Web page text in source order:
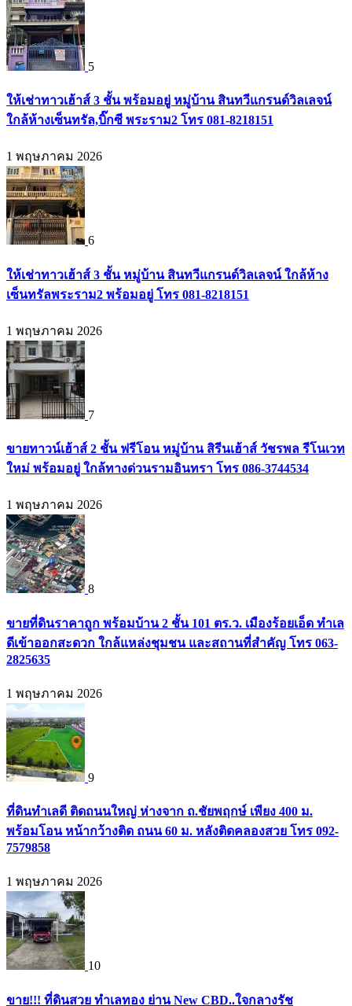
5
ให้เช่าทาวเฮ้าส์ 3 ชั้น พร้อมอยู่ หมู่บ้าน สินทวีแกรนด์วิลเลจน์
ใกล้ห้างเซ็นทรัล,บิ๊กซี พระราม2 โทร 081-8218151
1 พฤษภาคม 2026
6
ให้เช่าทาวเฮ้าส์ 3 ชั้น หมู่บ้าน สินทวีแกรนด์วิลเลจน์ ใกล้ห้าง
เซ็นทรัลพระราม2 พร้อมอยู่ โทร 081-8218151
1 พฤษภาคม 2026
7
ขายทาวน์เฮ้าส์ 2 ชั้น ฟรีโอน หมู่บ้าน สิรีนเฮ้าส์ วัชรพล รีโนเวท
ใหม่ พร้อมอยู่ ใกล้ทางด่วนรามอินทรา โทร 086-3744534
1 พฤษภาคม 2026
8
ขายที่ดินราคาถูก พร้อมบ้าน 2 ชั้น 101 ตร.ว. เมืองร้อยเอ็ด ทำเล
ดีเข้าออกสะดวก ใกล้แหล่งชุมชน และสถานที่สำคัญ โทร 063-
2825635
1 พฤษภาคม 2026
9
ที่ดินทำเลดี ติดถนนใหญ่ ห่างจาก ถ.ชัยพฤกษ์ เพียง 400 ม.
พร้อมโอน หน้ากว้างติด ถนน 60 ม. หลังติดคลองสวย โทร 092-
7579858
1 พฤษภาคม 2026
10
ขาย!!! ที่ดินสวย ทำเลทอง ย่าน New CBD..ใจกลางรัช